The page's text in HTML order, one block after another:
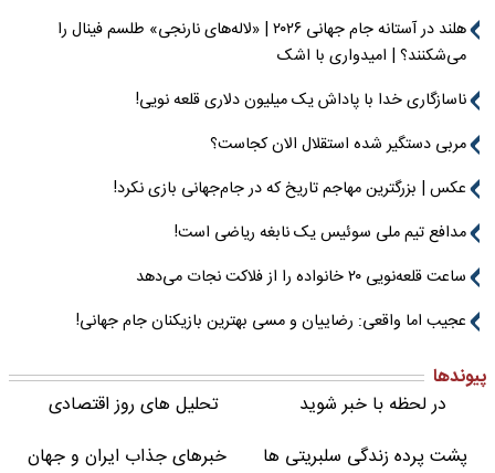
هلند در آستانه جام جهانی ۲۰۲۶ | «لاله‌های نارنجی» طلسم فینال را
می‌شکنند؟ | امیدواری با اشک
ناسازگاری خدا با پاداش یک میلیون دلاری قلعه نویی!
مربی دستگیر شده استقلال الان کجاست؟
عکس | بزرگترین مهاجم تاریخ که در جام‌جهانی بازی نکرد!
مدافع تیم ملی سوئیس یک نابغه ریاضی است!
ساعت قلعه‌نویی ۲۰ خانواده را از فلاکت نجات می‌دهد
عجیب اما واقعی: رضاییان و مسی بهترین بازیکنان جام جهانی!
پیوندها
در لحظه با خبر شوید
تحلیل های روز اقتصادی
پشت پرده زندگی سلبریتی ها
خبرهای جذاب ایران و جهان